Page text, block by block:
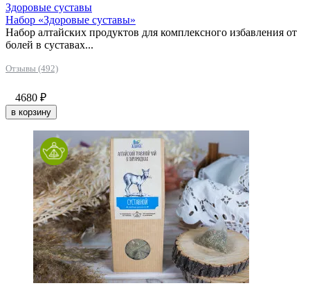
Здоровые суставы
Набор «Здоровые суставы»
Набор алтайских продуктов для комплексного избавления от
болей в суставах...
Отзывы (492)
4680 ₽
в корзину